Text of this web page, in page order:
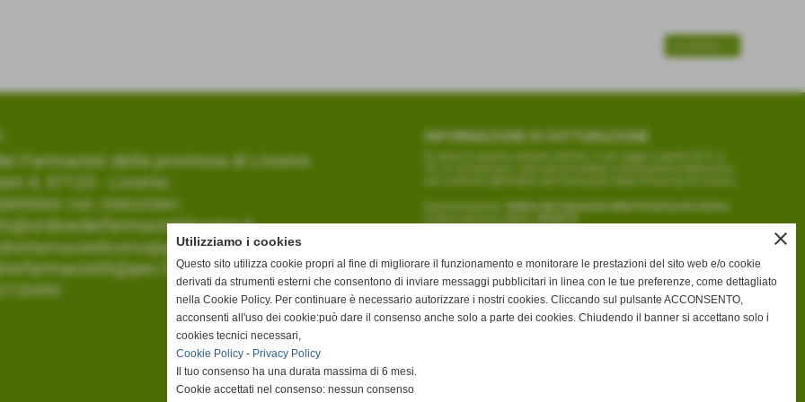
Farmacisti della provincia di Livorno
4, 57123 - Livorno
INFORMAZIONI DI FATTURAZIONE
close
Utilizziamo i cookies
Questo sito utilizza cookie propri al fine di migliorare il funzionamento e monitorare le prestazioni del sito web e/o cookie
derivati da strumenti esterni che consentono di inviare messaggi pubblicitari in linea con le tue preferenze, come dettagliato
nella Cookie Policy. Per continuare è necessario autorizzare i nostri cookies. Cliccando sul pulsante ACCONSENTO,
acconsenti all'uso dei cookie:può dare il consenso anche solo a parte dei cookies. Chiudendo il banner si accettano solo i
cookies tecnici necessari,
Cookie Policy - Privacy Policy
Il tuo consenso ha una durata massima di 6 mesi.
Cookie accettati nel consenso: nessun consenso